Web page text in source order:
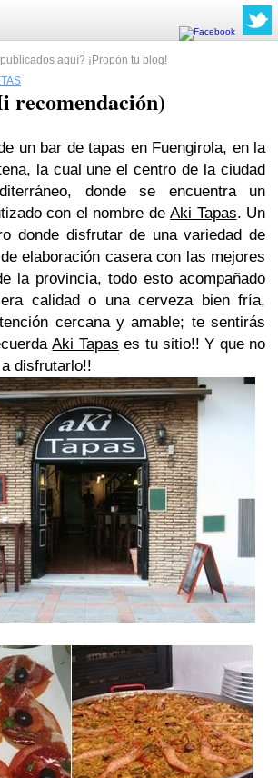
aquí? ¡Propón tu blog!
recomendación)
un bar de tapas en Fuengirola, en la
la cual une el centro de la ciudad
donde se encuentra un
con el nombre deAki Tapas. Un
donde disfrutar de una variedad de
elaboración casera con las mejores
la provincia, todo esto acompañado
calidad o una cerveza bien fría,
cercana y amable; te sentirás
Aki Tapas es tu sitio!! Y que no
disfrutarlo!!